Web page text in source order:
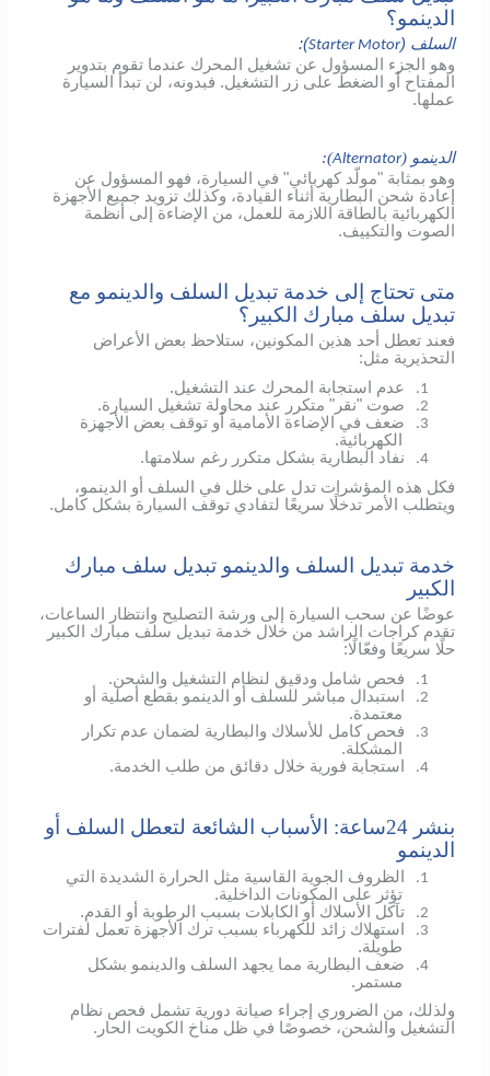
الدينمو؟
السلف (Starter Motor
):
وهو الجزء المسؤول عن تشغيل المحرك عندما تقوم بتدوير
المفتاح أو الضغط على زر التشغيل. فبدونه، لن تبدأ السيارة
عملها.
الدينمو (Alternator
):
وهو بمثابة "مولّد كهربائي" في السيارة، فهو المسؤول عن
إعادة شحن البطارية أثناء القيادة، وكذلك تزويد جميع الأجهزة
الكهربائية بالطاقة اللازمة للعمل، من الإضاءة إلى أنظمة
الصوت والتكييف.
متى تحتاج إلى خدمة تبديل السلف والدينمو مع
تبديل سلف مبارك الكبير؟
فعند تعطل أحد هذين المكونين، ستلاحظ بعض الأعراض
التحذيرية مثل:
1. عدم استجابة المحرك عند التشغيل.
2. صوت "نقر" متكرر عند محاولة تشغيل السيارة.
3.
ضعف في الإضاءة الأمامية أو توقف بعض الأجهزة
الكهربائية.
4.
نفاد البطارية بشكل متكرر رغم سلامتها.
فكل هذه المؤشرات تدل على خلل في السلف أو الدينمو،
ويتطلب الأمر تدخلًا سريعًا لتفادي توقف السيارة بشكل كامل.
خدمة تبديل السلف والدينمو تبديل سلف مبارك
الكبير
عوضًا عن سحب السيارة إلى ورشة التصليح وانتظار الساعات،
تقدم كراجات الراشد من خلال خدمة تبديل سلف مبارك الكبير
حلًا سريعًا وفعّالًا:
1. فحص شامل ودقيق لنظام التشغيل والشحن.
2.
استبدال مباشر للسلف أو الدينمو بقطع أصلية أو
معتمدة.
3.
فحص كامل للأسلاك والبطارية لضمان عدم تكرار
المشكلة.
4. استجابة فورية خلال دقائق من طلب الخدمة.
بنشر 24ساعة: الأسباب الشائعة لتعطل السلف أو
الدينمو
1.
الظروف الجوية القاسية مثل الحرارة الشديدة التي
تؤثر على المكونات الداخلية.
2. تآكل الأسلاك أو الكابلات بسبب الرطوبة أو القدم.
3.
استهلاك زائد للكهرباء بسبب ترك الأجهزة تعمل لفترات
طويلة.
4.
ضعف البطارية مما يجهد السلف والدينمو بشكل
مستمر.
ولذلك، من الضروري إجراء صيانة دورية تشمل فحص نظام
التشغيل والشحن، خصوصًا في ظل مناخ الكويت الحار.